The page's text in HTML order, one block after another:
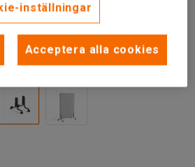
inställningar
Acceptera alla cookies